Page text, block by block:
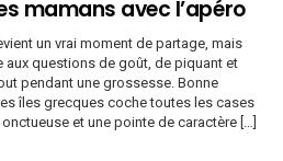
mamans avec l’apéro
un vrai moment de partage, mais
aux questions de goût, de piquant et
pendant une grossesse. Bonne
îles grecques coche toutes les cases
et une pointe de caractère […]